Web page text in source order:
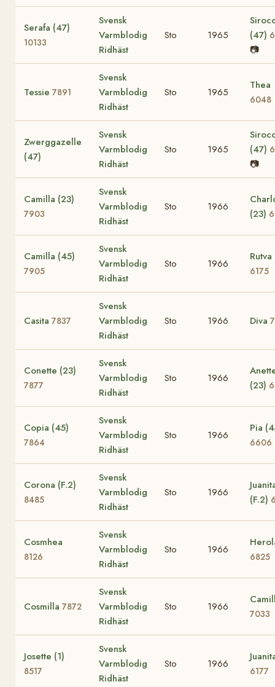
Serafa (47)
10133
Svensk
Varmblodig
Ridhäst
Sto 1965
(47)
📷
Tessie 7891
Svensk
Varmblodig
Ridhäst
Sto 1965
Thea
6048
Zwerggazelle
(47)
Svensk
Varmblodig
Ridhäst
Sto 1965
(47)
📷
Camilla (23)
7903
Svensk
Varmblodig
Ridhäst
Sto 1966
(23)
Camilla (45)
7905
Svensk
Varmblodig
Ridhäst
Sto 1966
6175
Casita 7837
Svensk
Varmblodig
Ridhäst
Sto 1966 Diva
Conette (23)
7877
Svensk
Varmblodig
Ridhäst
Sto 1966
(23)
Copia (45)
7864
Svensk
Varmblodig
Ridhäst
Sto 1966
Pia
6606
Corona (F.2)
8485
Svensk
Varmblodig
Ridhäst
Sto 1966
(F.2)
Cosmhea
8126
Svensk
Varmblodig
Ridhäst
Sto 1966
6825
Cosmilla 7872
Svensk
Varmblodig
Ridhäst
Sto 1966
7033
Josette (1)
8517
Svensk
Varmblodig
Ridhäst
Sto 1966
6177